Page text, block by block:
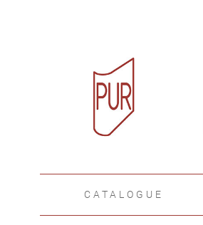
CATALOGUE